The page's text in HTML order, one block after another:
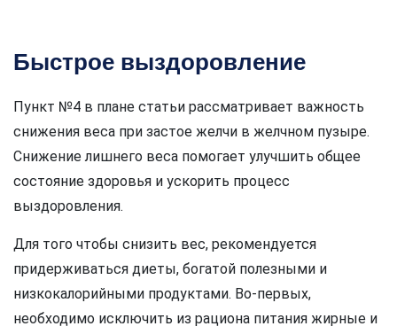
Быстрое выздоровление
Пункт №4 в плане статьи рассматривает важность
снижения веса при застое желчи в желчном пузыре.
Снижение лишнего веса помогает улучшить общее
состояние здоровья и ускорить процесс
выздоровления.
Для того чтобы снизить вес, рекомендуется
придерживаться диеты, богатой полезными и
низкокалорийными продуктами. Во-первых,
необходимо исключить из рациона питания жирные и